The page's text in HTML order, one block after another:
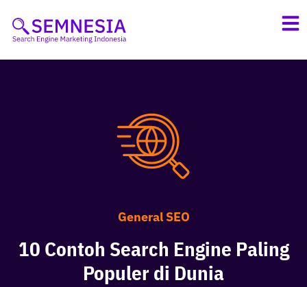
General SEO
10 Contoh Search Engine Paling
Populer di Dunia